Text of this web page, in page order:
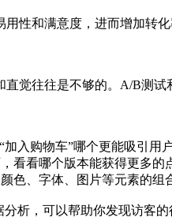
性和满意度，进而增加转化
觉往往是不够的。A/B测
入购物车”哪个更能吸引用户
看看哪个版本能获得更多的
色、字体、图片等元素的组
分析，可以帮助你发现访客